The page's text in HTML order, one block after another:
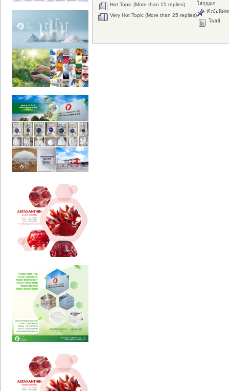
Hot Topic (More than 15 replies)
Very Hot Topic (More than 25 replies)
ใส่กุญแจ
หัวข้อติดห
โพลล์